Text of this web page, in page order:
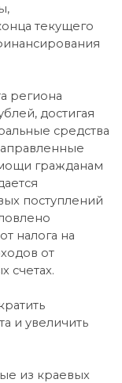
текущего
региона
достигая
средства
гражданам
поступлений
налога на
от
счетах.
и увеличить
из краевых